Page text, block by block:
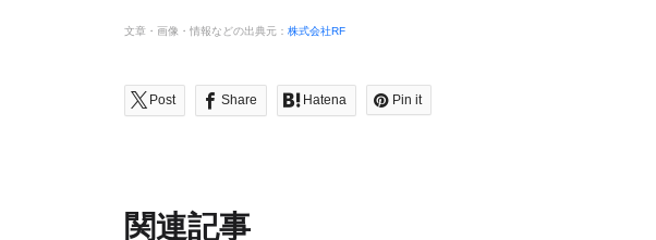
文章・画像・情報などの出典元： 株式会社RF
Post Share Hatena Pin it
関連記事